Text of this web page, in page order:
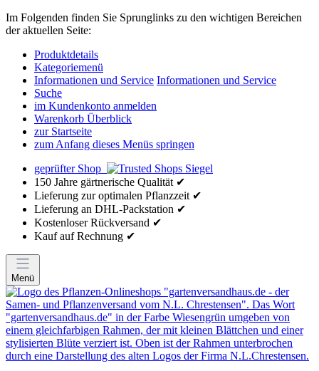
Im Folgenden finden Sie Sprunglinks zu den wichtigen Bereichen
der aktuellen Seite:
Produktdetails
Kategoriemenü
Informationen und Service Informationen und Service
Suche
im Kundenkonto anmelden
Warenkorb Überblick
zur Startseite
zum Anfang dieses Menüs springen
geprüfter Shop
150 Jahre gärtnerische Qualität ✔
Lieferung zur optimalen Pflanzzeit ✔
Lieferung an DHL-Packstation ✔
Kostenloser Rückversand ✔
Kauf auf Rechnung ✔
Menü